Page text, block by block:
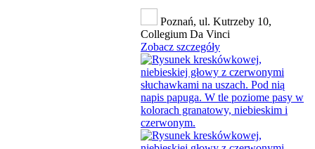
Poznań, ul. Kutrzeby 10,
Collegium Da Vinci
Zobacz szczegóły